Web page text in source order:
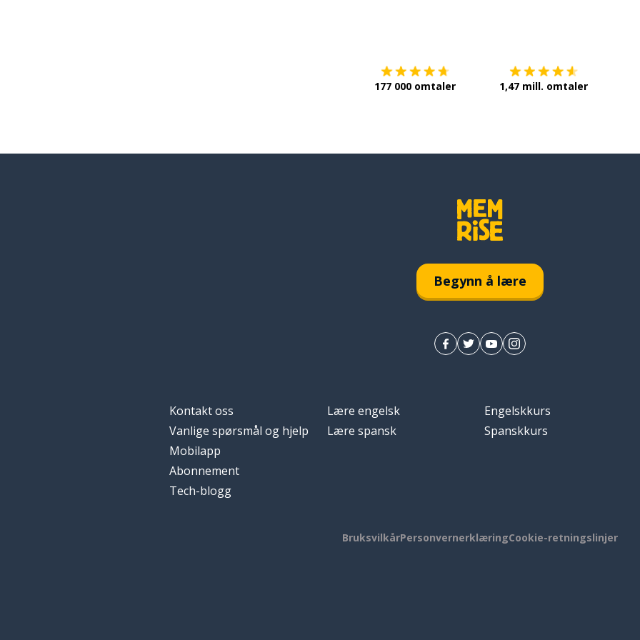
177 000 omtaler 1,47 mill. omtaler
Begynn å lære
Kontakt oss
Vanlige spørsmål og hjelp
Mobilapp
Abonnement
Tech-blogg
Lære engelsk
Lære spansk
Engelskkurs
Spanskkurs
BruksvilkårPersonvernerklæringCookie-retningslinjer